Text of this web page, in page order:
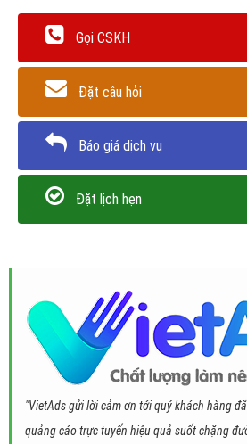
Gọi CSKH
Đặt câu hỏi
Báo giá dịch vụ
Đặt lịch hẹn
"VietAds gửi lời cảm ơn tới quý khách hàng
quảng cáo trực tuyến hiệu quả suốt chặng